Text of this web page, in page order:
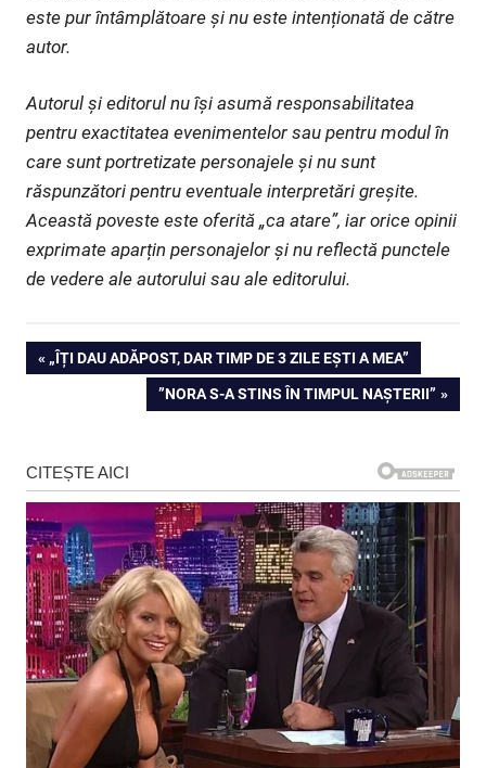
este pur întâmplătoare și nu este intenționată de către
autor.
Autorul și editorul nu își asumă responsabilitatea
pentru exactitatea evenimentelor sau pentru modul în
care sunt portretizate personajele și nu sunt
răspunzători pentru eventuale interpretări greșite.
Această poveste este oferită „ca atare”, iar orice opinii
exprimate aparțin personajelor și nu reflectă punctele
de vedere ale autorului sau ale editorului.
Navigare
PREVIOUS
„ÎȚI DAU ADĂPOST, DAR TIMP DE 3 ZILE EȘTI A MEA”
NEXT
POST:
”NORA S-A STINS ÎN TIMPUL NAȘTERII”